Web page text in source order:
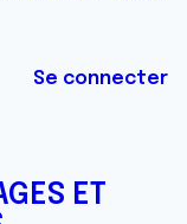
Se connecter
ET